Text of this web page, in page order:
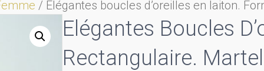
/ Elégantes boucles d’oreilles en laiton.
Elégantes Boucles
Rectangulaire.